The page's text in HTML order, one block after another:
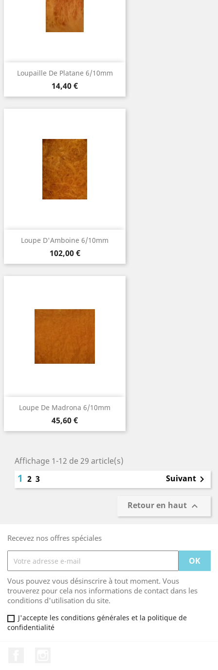
Loupaille De Platane 6/10mm
Prix
14,40 €
Loupe D'Amboine 6/10mm
Prix
102,00 €
Loupe De Madrona 6/10mm
Prix
45,60 €
Affichage 1-12 de 29 article(s)
1 2 3 Suivant 
Retour en haut 
Recevez nos offres spéciales
Vous pouvez vous désinscrire à tout moment. Vous
trouverez pour cela nos informations de contact dans les
conditions d'utilisation du site.
J'accepte les conditions générales et la politique de
confidentialité